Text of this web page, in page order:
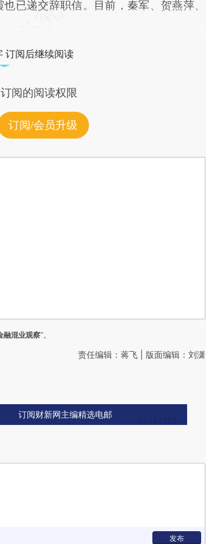
已递交辞职信。目前，秦军、贺燕萍、
订阅后继续阅读
阅的阅读权限
订阅/会员升级
融混业观察”。
责任编辑：蒋飞 | 版面编辑：刘潇
订阅财新网主编精选电邮
发布